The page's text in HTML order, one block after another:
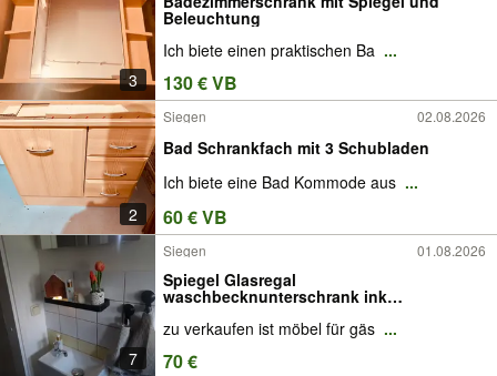
3
Beleuchtung
Ich biete einen praktischen Ba ...
130 € VB
2
Siegen 02.08.2026
Bad Schrankfach mit 3 Schubladen
Ich biete eine Bad Kommode aus ...
60 € VB
7
Siegen 01.08.2026
Spiegel Glasregal
waschbecknunterschrank ink
zu verkaufen ist möbel für gäs ...
70 €